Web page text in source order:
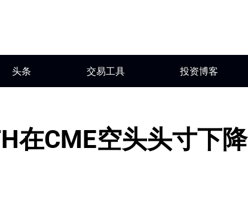
头条 交易工具 投资博客
在CME空头头寸下降